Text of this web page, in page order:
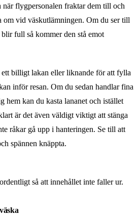
när flygpersonalen fraktar dem till och
om vid väskutlämningen. Om du ser till
full så kommer den stå emot
billigt lakan eller liknande för att fylla
inför resan. Om du sedan handlar fina
hem kan du kasta lananet och istället
är det även väldigt viktigt att stänga
råkar gå upp i hanteringen. Se till att
spännen knäppta.
så att innehållet inte faller ur.